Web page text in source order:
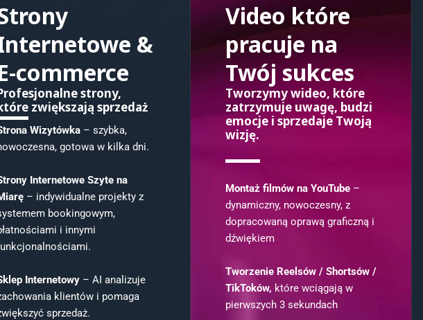
&
commerce
strony,
zwiększają sprzedaż
Wizytówka – szybka,
gotowa w kilka dni.
Internetowe Szyte na
– indywidualne projekty z
bookingowym,
i innymi
Internetowy – AI analizuje
klientów i pomaga
sprzedaż.
Video które
pracuje na
Twój sukces
Tworzymy wideo, które
zatrzymuje uwagę, budzi
emocje i sprzedaje Twoją
wizję.
Montaż filmów na YouTube–
dynamiczny, nowoczesny, z
dopracowaną oprawą graficzną i
dźwiękiem
Tworzenie Reelsów / Shortsów /
TikToków, które wciągają w
pierwszych 3 sekundach